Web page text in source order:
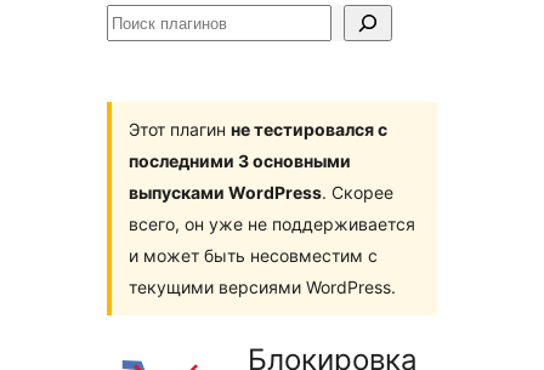
Поиск
Этот плагин не тестировался с
последними 3 основными
выпусками WordPress. Скорее
всего, он уже не поддерживается
и может быть несовместим с
текущими версиями WordPress.
Блокировка